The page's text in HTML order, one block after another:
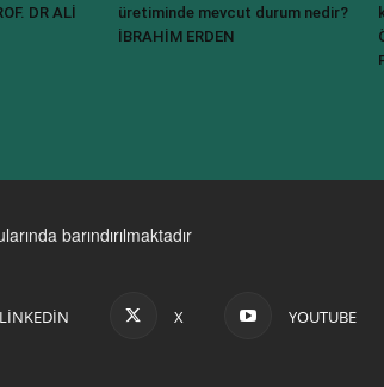
DR ALİ
üretiminde mevcut durum nedir?
İBRAHİM ERDEN
barındırılmaktadır
LINKEDIN X YOUTUBE